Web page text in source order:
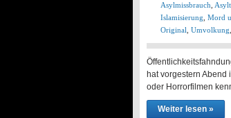
Asylmissbrauch
Islamisierung Mord
Original Umvolkung
hat vorgestern
oder Horrorfilmen
Weiter lesen »